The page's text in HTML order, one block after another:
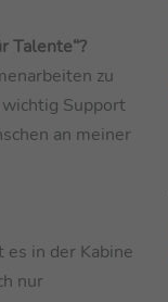
Talente“?
zu
Support
an meiner
in der Kabine
nur